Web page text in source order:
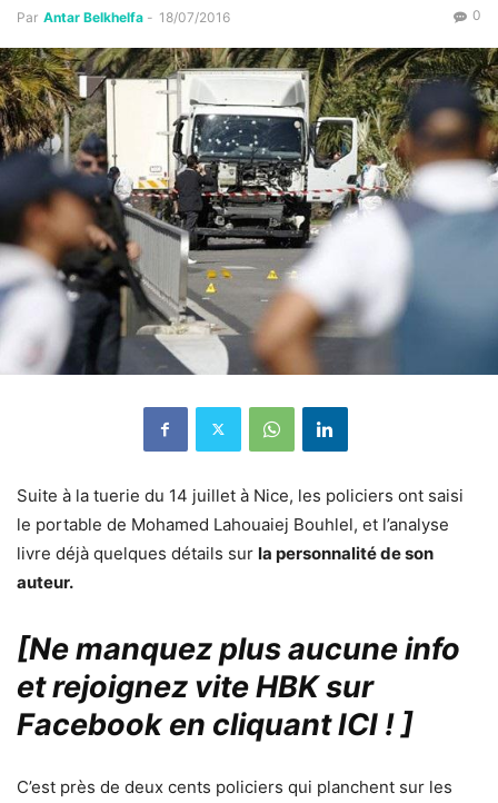
Par Antar Belkhelfa - 18/07/2016 0
Suite à la tuerie du 14 juillet à Nice, les policiers ont saisi
le portable de Mohamed Lahouaiej Bouhlel, et l’analyse
livre déjà quelques détails sur la personnalité de son
auteur.
[Ne manquez plus aucune info
et rejoignez vite HBK sur
Facebook en cliquant ICI !]
C’est près de deux cents policiers qui planchent sur les